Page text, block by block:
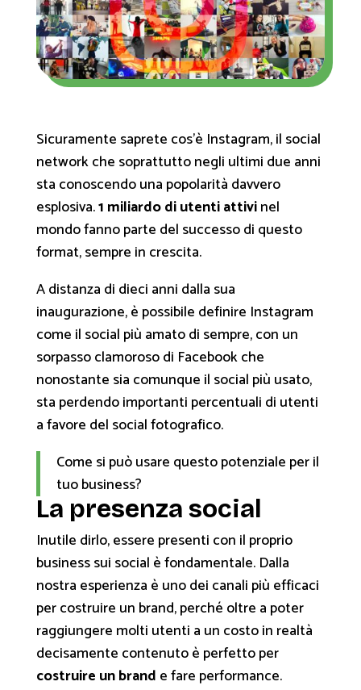
Sicuramente saprete cos’è Instagram, il social
network che soprattutto negli ultimi due anni
sta conoscendo una popolarità davvero
esplosiva.1 miliardo di utenti attivinel
mondo fanno parte del successo di questo
format, sempre in crescita.
A distanza di dieci anni dalla sua
inaugurazione, è possibile definire Instagram
come il social più amato di sempre, con un
sorpasso clamoroso di Facebook che
nonostante sia comunque il social più usato,
sta perdendo importanti percentuali di utenti
a favore del social fotografico.
Come si può usare questo potenziale per il
tuo business?
La presenza social
Inutile dirlo, essere presenti con il proprio
business sui social è fondamentale. Dalla
nostra esperienza è uno dei canali più efficaci
per costruire un brand, perché oltre a poter
raggiungere molti utenti a un costo in realtà
decisamente contenuto è perfetto per
costruire un brand e fare performance.